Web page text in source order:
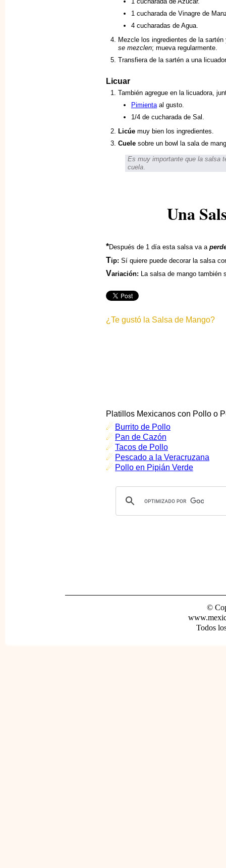
1 cucharada de Vinagre de
4 cucharadas de Agua.
Mezcle los ingredientes de la
se mezclen; mueva regularmente.
Transfiera de la sartén a una
Licuar
También agregue en la licuadora,
Pimientaal gusto.
1/4 de cucharada de Sal.
Licúe muy bien los ingredientes.
Cuele sobre un bowl la sala de
Es muy importante que la salsa
cuela.
Una
*Después de 1 día esta salsa va a
Tip: Sí quiere puede decorar la salsa
Variación: La salsa de mango también
¿Te gustó la Salsa de Mango?
Platillos Mexicanos con Pollo o
☄ Burrito de Pollo
☄ Pan de Cazón
☄ Tacos de Pollo
☄ Pescado a la Veracruzana
☄ Pollo en Pipián Verde
©
Todos